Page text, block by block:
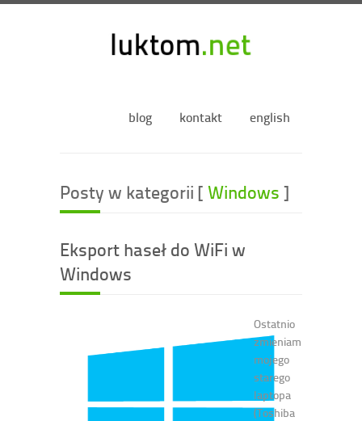
blog kontakt english
Posty w kategorii [Windows]
Eksport haseł do WiFi w
Windows
Ostatnio
zmieniam
mojego
starego
laptopa
(Toshiba